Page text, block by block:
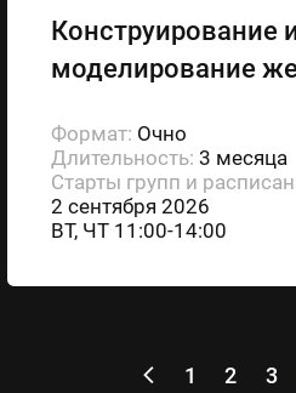
Конструирование
моделирование
Формат: Очно
Длительность: 3 месяца
Старты групп и
2 сентября 2026
ВТ, ЧТ 11:00-14:00
1 2 3